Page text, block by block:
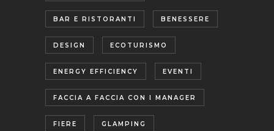
BAR E RISTORANTI BENESSERE
DESIGN ECOTURISMO
ENERGY EFFICIENCY EVENTI
FACCIA A FACCIA CON I MANAGER
FIERE GLAMPING